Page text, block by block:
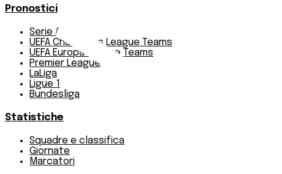
Pronostici
Serie A
UEFA Champions League Teams
UEFA Europa League Teams
Premier League
LaLiga
Ligue 1
Bundesliga
Statistiche
Squadre e classifica
Giornate
Marcatori